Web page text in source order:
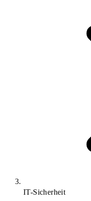
IT-Sicherheit